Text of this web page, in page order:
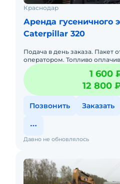
Краснодар
Аренда гусеничного
Caterpillar 320
Подача в день заказа. Пакет
оператором. Топливо
Долгосрочная аренда.
свободна.
1 600
12 800
Позвонить Заказать
Давно не обновлялось